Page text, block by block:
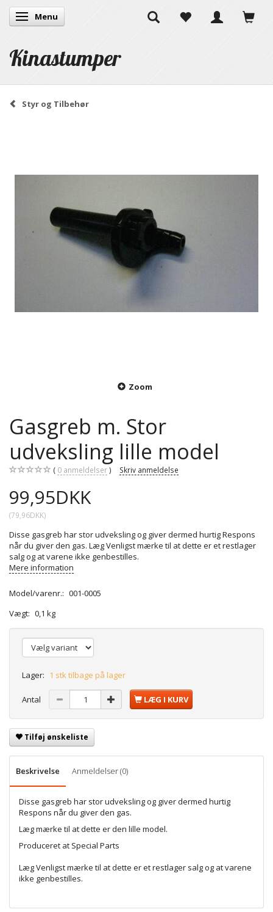
Skifte navigation
Menu
Kinastumper
Styr og Tilbehør
Zoom
Gasgreb m. Stor
udveksling lille model
0 anmeldelser Skriv anmeldelse
99,95DKK
(79,96DKK)
Disse gasgreb har stor udveksling og giver dermed hurtig Respons
når du giver den gas. Læg Venligst mærke til at dette er et restlager
salg og at varene ikke genbestilles.
Mere information
Model/varenr.: 001-0005
Vægt: 0,1 kg
Lager: 1 stk tilbage på lager
Antal LÆG I KURV
Tilføj ønskeliste
Beskrivelse Anmeldelser (0)
Disse gasgreb har stor udveksling og giver dermed hurtig
Respons når du giver den gas.
Læg mærke til at dette er den lille model.
Produceret at Special Parts
Læg Venligst mærke til at dette er et restlager salg og at varene
ikke genbestilles.